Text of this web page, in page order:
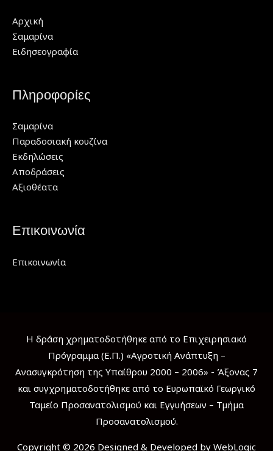
Αρχική
Σαμαρίνα
Ειδησεογραφία
Πληροφορίες
Σαμαρίνα
Παραδοσιακή κουζίνα
Εκδηλώσεις
Αποδράσεις
Αξιοθέατα
Επικοινωνία
Επικοινωνία
Η δράση χρηματοδοτήθηκε από το Επιχειρησιακό
Πρόγραμμα (Ε.Π.) «Αγροτική Ανάπτυξη –
Ανασυγκρότηση της Υπαίθρου 2000 – 2006» - Άξονας 7
και συγχρηματοδοτήθηκε από το Ευρωπαϊκό Γεωργικό
Ταμείο Προσανατολισμού και Εγγυήσεων – Τμήμα
Προσανατολισμού.
Copyright © 2026 Designed & Developed by WebLogic